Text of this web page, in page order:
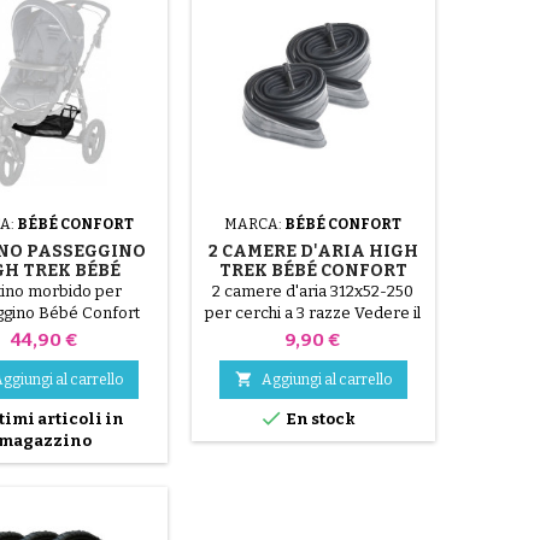
BÉBÉ CONFORT
PASSEGGINO
TREK BÉBÉ
CONFORT
morbido per
Bébé Confort
High Trek
Prezzo
44,90 €
al carrello
articoli in
magazzino
MARCA: BÉBÉ CONFORT
2 CAMERE D'ARIA HIGH
TREK BÉBÉ CONFORT
2 camere d'aria 312x52-250
per cerchi a 3 razze Vedere il
video qui sotto per evitare di
forare le camere d'aria
durante l'assemblaggio.
VIDEO DI MONTAGGIO.
Prezzo
9,90 €
 Aggiungi al carrello
 En stock